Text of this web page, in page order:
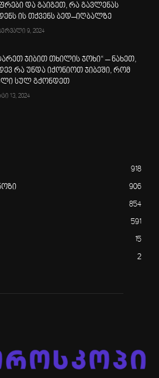
და გაიგეთ, რა გავლენას
ის თქვენს ბედ–იღბალზე
9, 2024
ჯიბით თხილის ჯოხი“ – ნახეთ,
რა უნდა იქონიოთ ჯიბეში, რომ
სულ გქონდეთ
13, 2024
918
906
854
591
15
2